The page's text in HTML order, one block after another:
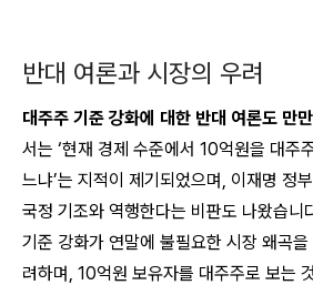
반대 여론과 시장의 우려
대주주 기준 강화에 대한 반대 여론도 만
서는 ‘현재 경제 수준에서 10억원을 대주
느냐’는 지적이 제기되었으며, 이재명 정
국정 기조와 역행한다는 비판도 나왔습니
기준 강화가 연말에 불필요한 시장 왜곡
려하며, 10억원 보유자를 대주주로 보는